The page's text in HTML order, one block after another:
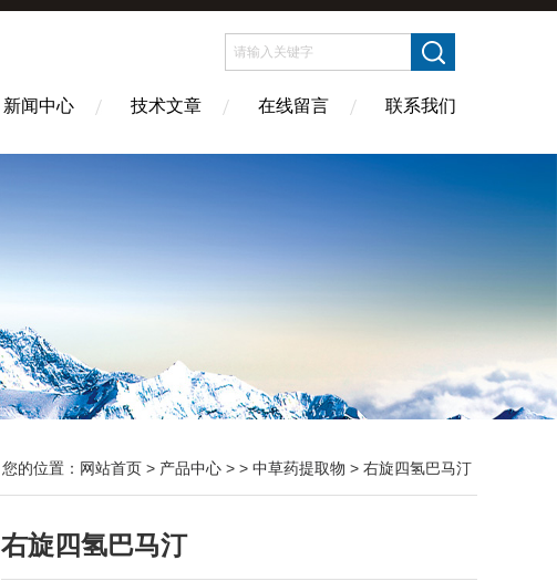
新闻中心 技术文章 在线留言 联系我们
您的位置： 网站首页 > 产品中心 > > 中草药提取物 > 右旋四氢巴马汀
右旋四氢巴马汀